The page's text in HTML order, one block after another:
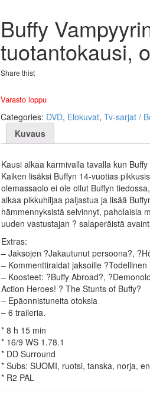
Buffy
tuotantokausi,
Share thist
Varasto loppu
Categories: DVD, Elokuvat, Tv-sarjat /
Kuvaus
Kausi alkaa karmivalla tavalla kun
Kaiken lisäksi Buffyn 14-vuotias
olemassaolo ei ole ollut Buffyn
alkaa pikkuhiljaa paljastua ja lisää
hämmennyksistä selvinnyt, paholaisia
uuden vastustajan ? salaperäistä
Extras:
– Jaksojen ?Jakautunut persoona?,
– Kommenttiraidat jaksoille
– Koosteet: ?Buffy Abroad?,
Action Heroes! ? The Stunts of Buffy?
– Epäonnistuneita otoksia
– 6 traileria.
* 8 h 15 min
* 16/9 WS 1.78.1
* DD Surround
* Subs: SUOMI, ruotsi, tanska, norja,
* R2 PAL